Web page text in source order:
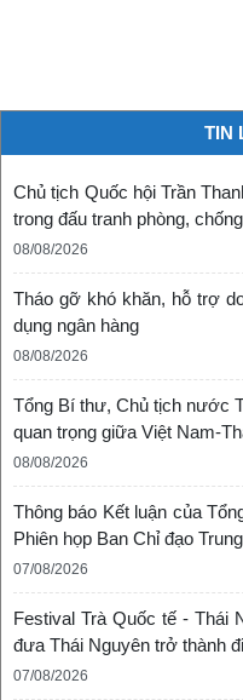
TIN
Chủ tịch Quốc hội Trần
trong đấu tranh phòng,
08/08/2026
Tháo gỡ khó khăn, hỗ trợ
dụng ngân hàng
08/08/2026
Tổng Bí thư, Chủ tịch nước
quan trọng giữa Việt Nam-
08/08/2026
Thông báo Kết luận của
Phiên họp Ban Chỉ đạo
07/08/2026
Festival Trà Quốc tế - Thái
đưa Thái Nguyên trở thành
07/08/2026